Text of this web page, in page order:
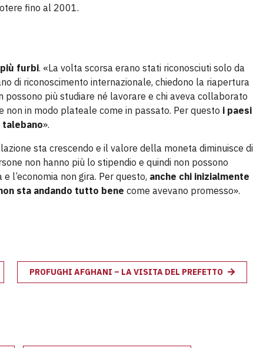
fino al 2001.
furbi. «La volta scorsa erano stati riconosciuti solo da
di riconoscimento internazionale, chiedono la riapertura
possono più studiare né lavorare e chi aveva collaborato
non in modo plateale come in passato. Per questo i paesi
».
sta crescendo e il valore della moneta diminuisce di
non hanno più lo stipendio e quindi non possono
l’economia non gira. Per questo, anche chi inizialmente
sta andando tutto bene come avevano promesso».
PROFUGHI AFGHANI – LA VISITA DEL PREFETTO